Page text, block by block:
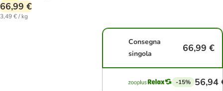
66,99 €
3,49 € / kg
Consegna
singola
66,99 €
-15% 56,94